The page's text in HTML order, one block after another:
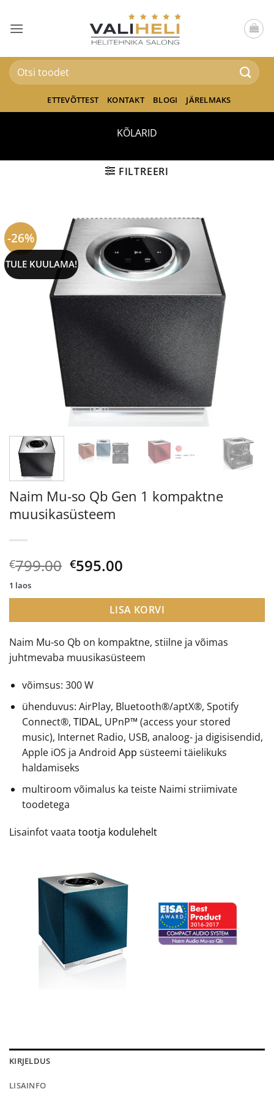
content
Otsi:
ETTEVÕTTEST KONTAKT BLOGI JÄRELMAKS
KÕLARID
FILTREERI
-26%
TULE KUULAMA!
Naim Mu-so Qb Gen 1 kompaktne
muusikasüsteem
€799.00 Algne
oli:
€799.00.
€595.00
is:
€595.00.
Naim Mu-so Qb on kompaktne, stiilne ja võimas
juhtmevaba muusikasüsteem
võimsus: 300 W
ühenduvus: AirPlay, Bluetooth®/aptX®, Spotify
Connect®, TIDAL, UPnP™ (access your stored
music), Internet Radio, USB, analoog- ja digisisendid,
Apple iOS ja Android App süsteemi täielikuks
haldamiseks
multiroom võimalus ka teiste Naimi striimivate
toodetega
Lisainfot vaata tootja kodulehelt
1 laos
LISA KORVI
KIRJELDUS
LISAINFO